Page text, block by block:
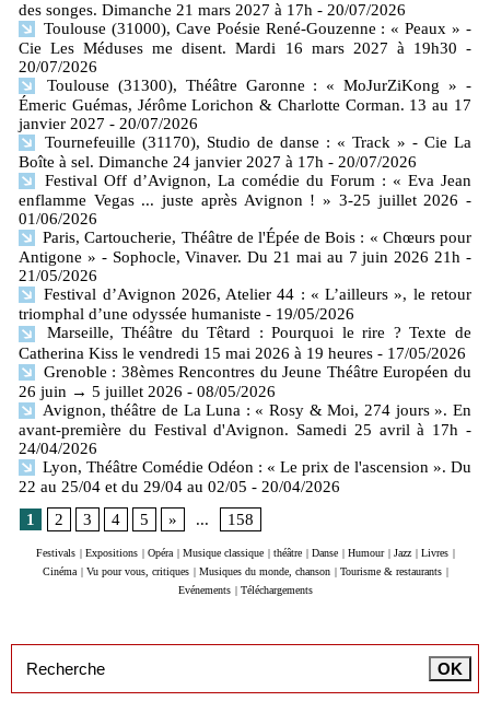
des songes. Dimanche 21 mars 2027 à 17h - 20/07/2026
Toulouse (31000), Cave Poésie René-Gouzenne : « Peaux » -
Cie Les Méduses me disent. Mardi 16 mars 2027 à 19h30 -
20/07/2026
Toulouse (31300), Théâtre Garonne : « MoJurZiKong » -
Émeric Guémas, Jérôme Lorichon & Charlotte Corman. 13 au 17
janvier 2027 - 20/07/2026
Tournefeuille (31170), Studio de danse : « Track » - Cie La
Boîte à sel. Dimanche 24 janvier 2027 à 17h - 20/07/2026
Festival Off d’Avignon, La comédie du Forum : « Eva Jean
enflamme Vegas ... juste après Avignon ! » 3-25 juillet 2026 -
01/06/2026
Paris, Cartoucherie, Théâtre de l'Épée de Bois : « Chœurs pour
Antigone » - Sophocle, Vinaver. Du 21 mai au 7 juin 2026 21h -
21/05/2026
Festival d’Avignon 2026, Atelier 44 : « L’ailleurs », le retour
triomphal d’une odyssée humaniste - 19/05/2026
Marseille, Théâtre du Têtard : Pourquoi le rire ? Texte de
Catherina Kiss le vendredi 15 mai 2026 à 19 heures - 17/05/2026
Grenoble : 38èmes Rencontres du Jeune Théâtre Européen du
26 juin → 5 juillet 2026 - 08/05/2026
Avignon, théâtre de La Luna : « Rosy & Moi, 274 jours ». En
avant-première du Festival d'Avignon. Samedi 25 avril à 17h -
24/04/2026
Lyon, Théâtre Comédie Odéon : « Le prix de l'ascension ». Du
22 au 25/04 et du 29/04 au 02/05 - 20/04/2026
1
2 3 4 5 » ... 158
Festivals | Expositions | Opéra | Musique classique | théâtre | Danse | Humour | Jazz | Livres |
Cinéma | Vu pour vous, critiques | Musiques du monde, chanson | Tourisme & restaurants |
Evénements | Téléchargements